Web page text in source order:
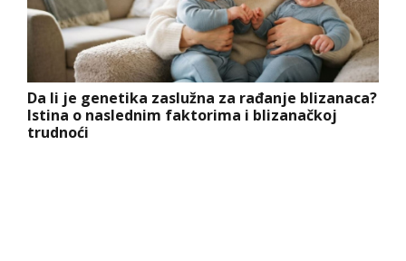
Da li je genetika zaslužna za rađanje blizanaca?
Istina o naslednim faktorima i blizanačkoj
trudnoći